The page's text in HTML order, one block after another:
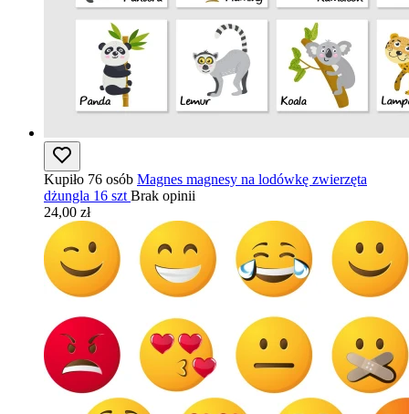
Kupiło 76 osób Magnes magnesy na lodówkę zwierzęta
dżungla 16 szt Brak opinii
24,00 zł